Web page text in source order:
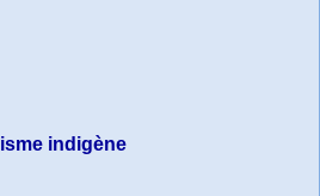
indigène